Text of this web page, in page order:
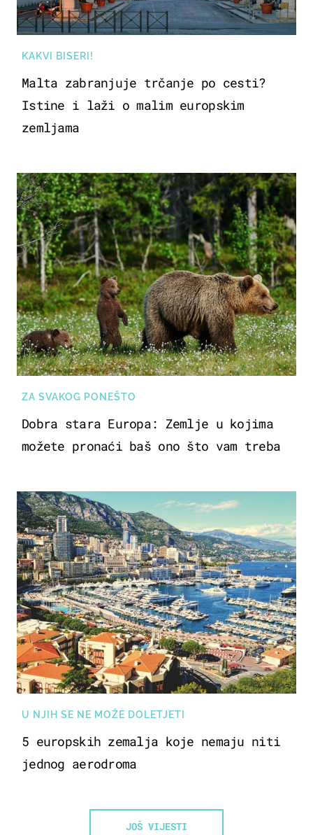
KAKVI BISERI!
Malta zabranjuje trčanje po cesti?
Istine i laži o malim europskim
zemljama
ZA SVAKOG PONEŠTO
Dobra stara Europa: Zemlje u kojima
možete pronaći baš ono što vam treba
U NJIH SE NE MOŽE DOLETJETI
5 europskih zemalja koje nemaju niti
jednog aerodroma
JOŠ VIJESTI